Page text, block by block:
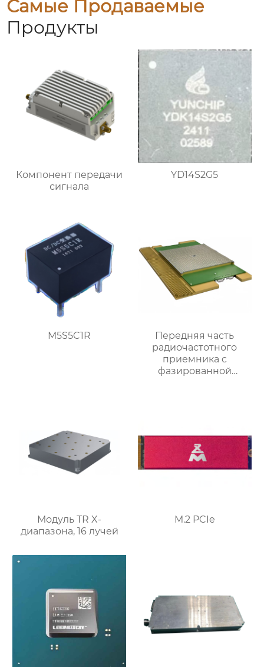
Самые Продаваемые
Продукты
Компонент передачи
сигнала
YD14S2G5
M5S5C1R
Передняя часть
радиочастотного
приемника c
фазированной
Модуль TR X-
диапазона, 16 лучей
M.2 PCIe